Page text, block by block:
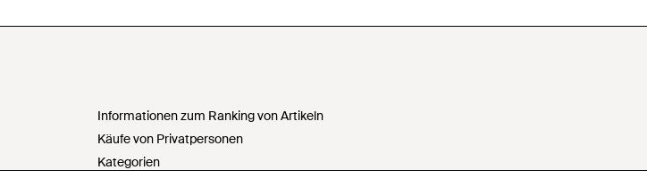
Informationen zum Ranking von Artikeln
Käufe von Privatpersonen
Kategorien